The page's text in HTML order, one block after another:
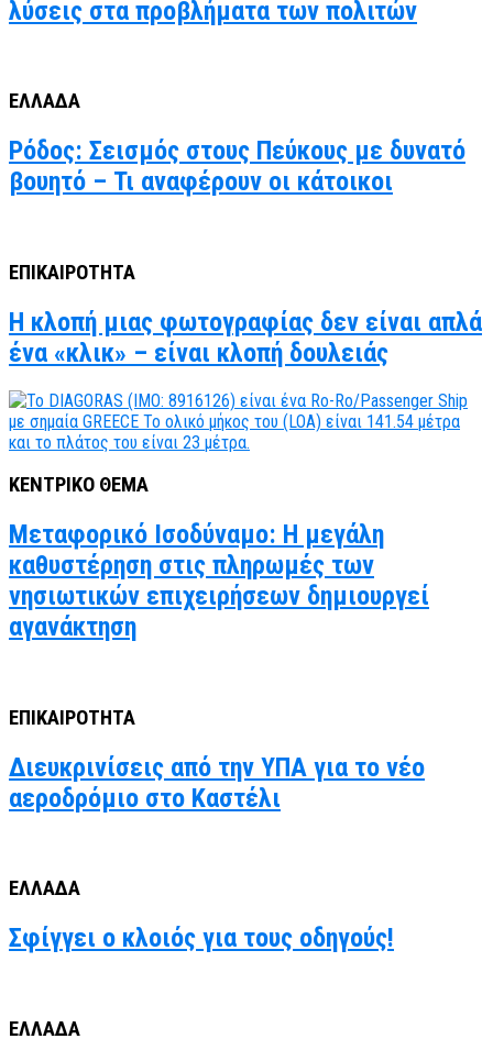
λύσεις στα προβλήματα των πολιτών
ΕΛΛΑΔΑ
Ρόδος: Σεισμός στους Πεύκους με δυνατό
βουητό – Τι αναφέρουν οι κάτοικοι
ΕΠΙΚΑΙΡΟΤΗΤΑ
Η κλοπή μιας φωτογραφίας δεν είναι απλά
ένα «κλικ» – είναι κλοπή δουλειάς
ΚΕΝΤΡΙΚΟ ΘΕΜΑ
Μεταφορικό Ισοδύναμο: Η μεγάλη
καθυστέρηση στις πληρωμές των
νησιωτικών επιχειρήσεων δημιουργεί
αγανάκτηση
ΕΠΙΚΑΙΡΟΤΗΤΑ
Διευκρινίσεις από την ΥΠΑ για το νέο
αεροδρόμιο στο Καστέλι
ΕΛΛΑΔΑ
Σφίγγει ο κλοιός για τους οδηγούς!
ΕΛΛΑΔΑ